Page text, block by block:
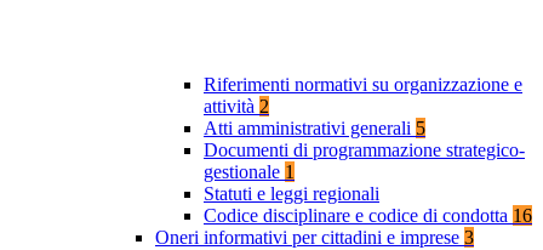
Riferimenti normativi su organizzazione e
attività 2
Atti amministrativi generali 5
Documenti di programmazione strategico-
gestionale 1
Statuti e leggi regionali
Codice disciplinare e codice di condotta 16
Oneri informativi per cittadini e imprese 3